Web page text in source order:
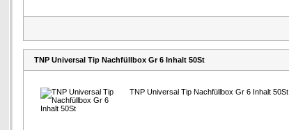
TNP Universal Tip Nachfüllbox Gr 6 Inhalt 50St
TNP Universal Tip Nachfüllbox Gr 6 Inhalt 50St